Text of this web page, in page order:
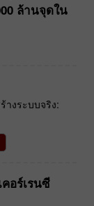
ล้านจุดใน
างระบบจริง:
อร์เรนซี